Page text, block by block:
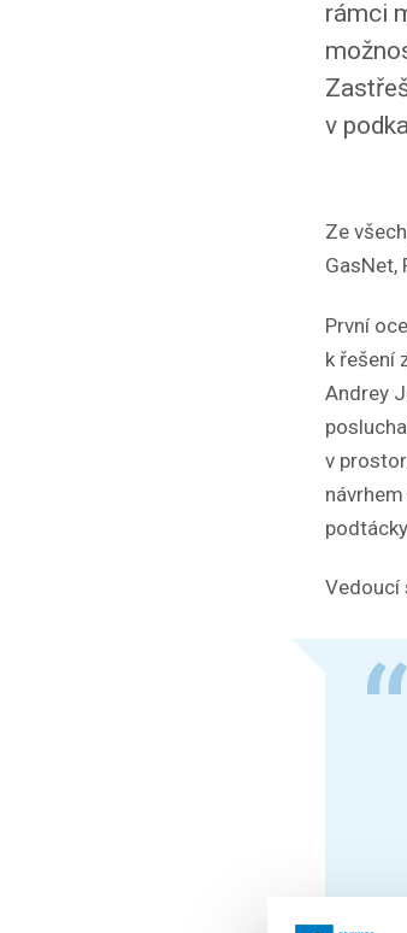
rámci
v
Ze
GasNet,
První
k řešení
Andrey
v
podtácky.
Vedoucí